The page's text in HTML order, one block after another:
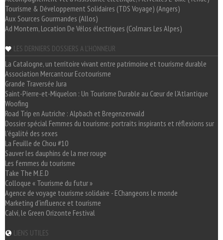
Tourisme & Développement Solidaires (TDS Voyage) (Angers)
Aux Sources Gourmandes (Allos)
Ad Montem, Location De Vélos électriques (Colmars Les Alpes)
LES DERNIERS DOSSIERS A L'HONNEUR
La Catalogne, un territoire vivant entre patrimoine et tourisme durable
Association Mercantour Ecotourisme
Grande Traversée Jura
Saint-Pierre-et-Miquelon : Un Tourisme Durable au Cœur de l'Atlantique
Woofing
Road Trip en Autriche : Alpbach et Bregenzerwald
Dossier spécial Femmes du tourisme: portraits inspirants et réflexions sur
l'égalité des sexes
La Feuille de Chou #10
Sauver les dauphins de la mer rouge
Les femmes du tourisme
Take The M.E.D
Colloque « Tourisme du futur »
Agence de voyage tourisme solidaire - EChangeons le monde
Marketing d'influence et tourisme
Calvi, le Green Orizonte Festival
LIENS UTILES